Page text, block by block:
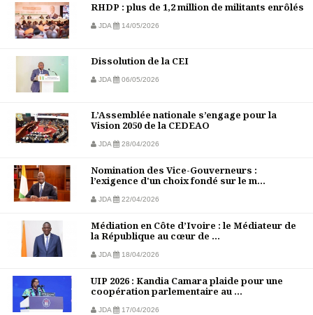
RHDP : plus de 1,2 million de militants enrôlés
JDA 14/05/2026
Dissolution de la CEI
JDA 06/05/2026
L’Assemblée nationale s’engage pour la
Vision 2050 de la CEDEAO
JDA 28/04/2026
Nomination des Vice-Gouverneurs :
l’exigence d'un choix fondé sur le m...
JDA 22/04/2026
Médiation en Côte d’Ivoire : le Médiateur de
la République au cœur de ...
JDA 18/04/2026
UIP 2026 : Kandia Camara plaide pour une
coopération parlementaire au ...
JDA 17/04/2026